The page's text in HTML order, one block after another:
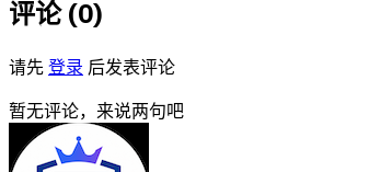
评论 (0)
请先 登录 后发表评论
暂无评论，来说两句吧